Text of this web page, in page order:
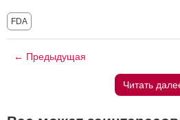
FDA
← Предыдущая
Читать